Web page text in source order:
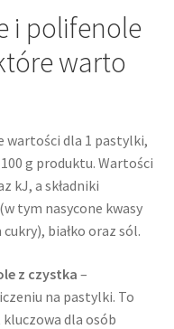
i polifenole
warto
wartości dla 1 pastylki,
g produktu. Wartości
kJ, a składniki
tym nasycone kwasy
białko oraz sól.
z czystka–
na pastylki. To
kluczowa dla osób